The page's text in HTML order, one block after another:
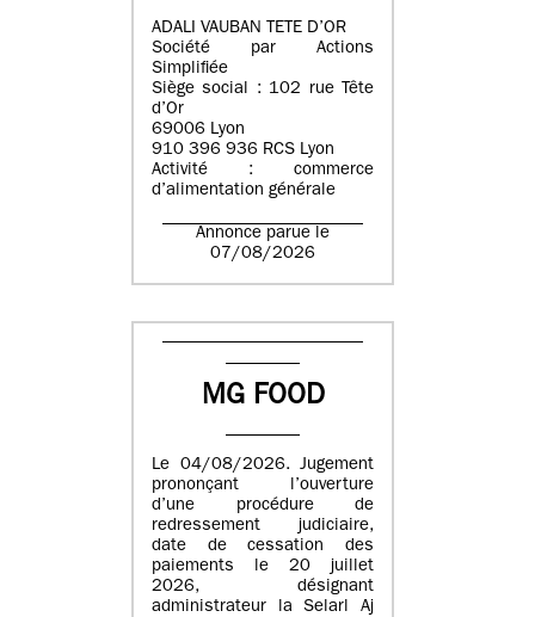
ADALI VAUBAN TETE D’OR
Société par Actions
Simplifiée
Siège social : 102 rue Tête
d’Or
69006 Lyon
910 396 936 RCS Lyon
Activité : commerce
d’alimentation générale
Annonce parue le
07/08/2026
MG FOOD
Le 04/08/2026. Jugement
prononçant l’ouverture
d’une procédure de
redressement judiciaire,
date de cessation des
paiements le 20 juillet
2026, désignant
administrateur la Selarl Aj